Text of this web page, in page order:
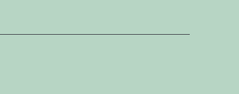
das forças - não só entre polícia
Estado nesses locais de difícil
do Exército e,